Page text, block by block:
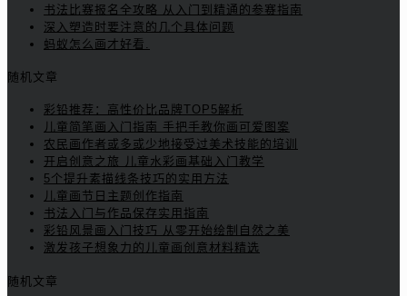
书法比赛报名全攻略 从入门到精通的参赛指南
深入塑造时要注意的几个具体问题
蚂蚁怎么画才好看.
随机文章
彩铅推荐：高性价比品牌TOP5解析
儿童简笔画入门指南 手把手教你画可爱图案
农民画作者或多或少地接受过美术技能的培训
开启创意之旅 儿童水彩画基础入门教学
5个提升素描线条技巧的实用方法
儿童画节日主题创作指南
书法入门与作品保存实用指南
彩铅风景画入门技巧 从零开始绘制自然之美
激发孩子想象力的儿童画创意材料精选
随机文章